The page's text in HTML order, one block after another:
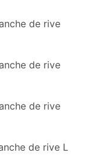
de rive
de rive
de rive
de rive L